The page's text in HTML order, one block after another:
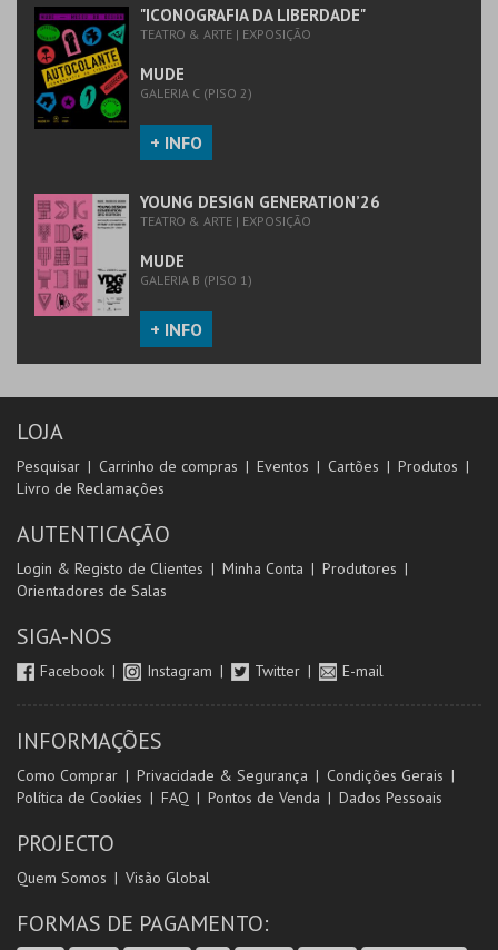
MAIS INFO
COMPRAR
MAIS INFO
"ICONOGRAFIA DA LIBERDADE"
TEATRO & ARTE | EXPOSIÇÃO
MUDE
GALERIA C (PISO 2)
+ INFO
YOUNG DESIGN GENERATION’26
TEATRO & ARTE | EXPOSIÇÃO
MUDE
GALERIA B (PISO 1)
+ INFO
LOJA
Pesquisar Carrinho de compras Eventos Cartões
Produtos
Livro de Reclamações
AUTENTICAÇÃO
Login & Registo de Clientes Minha Conta
Produtores
Orientadores de Salas
SIGA-NOS
Facebook Instagram Twitter E-mail
INFORMAÇÕES
Como Comprar Privacidade & Segurança
Condições Gerais
Política de Cookies
FAQ Pontos de Venda Dados Pessoais
PROJECTO
Quem Somos Visão Global
FORMAS DE PAGAMENTO: